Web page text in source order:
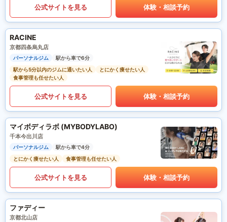
公式サイトを見る 体験・相談予約
RACINE
京都四条烏丸店
パーソナルジム
駅から車で6分
駅から5分以内のジムに通いたい人
とにかく痩せたい人
食事管理も任せたい人
公式サイトを見る 体験・相談予約
マイボディラボ (MYBODYLABO)
千本今出川店
パーソナルジム
駅から車で4分
とにかく痩せたい人
食事管理も任せたい人
公式サイトを見る 体験・相談予約
ファディー
京都北山店